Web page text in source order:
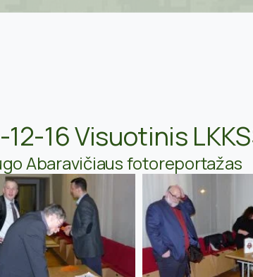
12-16 Visuotinis
Abaravičiaus fotoreportažas